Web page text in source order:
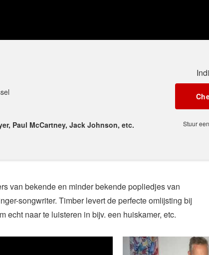
Paul McCartney, Jack Johnson, etc.
Stuur een
van bekende en minder bekende popliedjes van
songwriter. Timber levert de perfecte omlijsting bij
echt naar te luisteren in bijv. een huiskamer, etc.